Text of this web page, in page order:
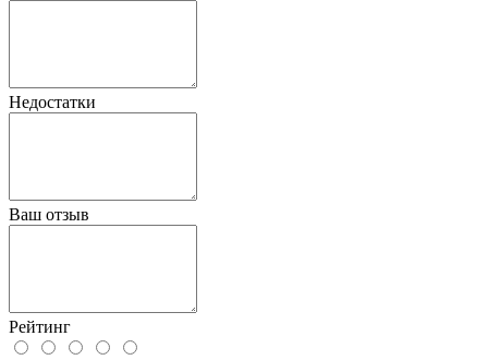
Недостатки
Ваш отзыв
Рейтинг